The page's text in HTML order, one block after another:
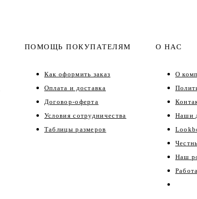
ПОМОЩЬ ПОКУПАТЕЛЯМ
Как оформить заказ
Оплата и доставка
Договор-оферта
Условия сотрудничества
Таблицы размеров
О НАС
О
Наши
Наш